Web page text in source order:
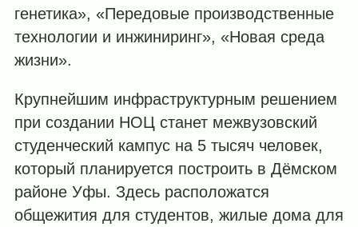
генетика», «Передовые производственные
технологии и инжиниринг», «Новая среда
жизни».
Крупнейшим инфраструктурным решением
при создании НОЦ станет межвузовский
студенческий кампус на 5 тысяч человек,
который планируется построить в Дёмском
районе Уфы. Здесь расположатся
общежития для студентов, жилые дома для